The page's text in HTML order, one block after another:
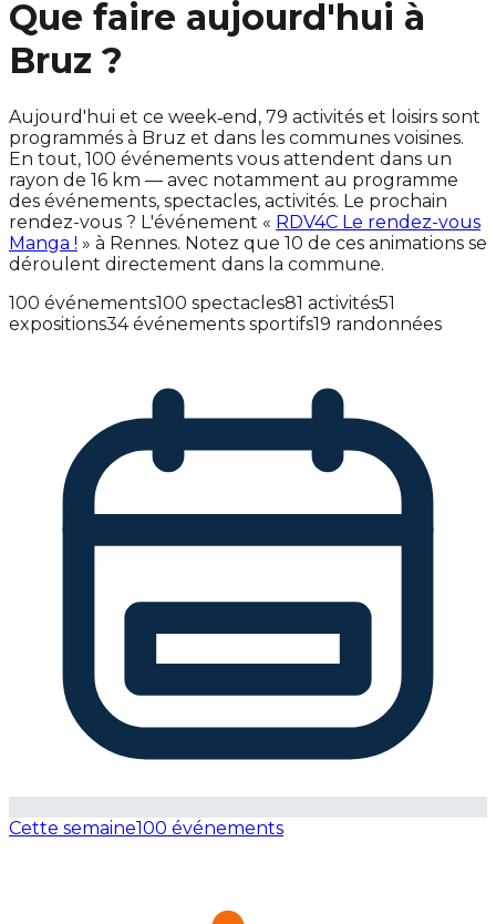
Que faire aujourd'hui à
Bruz ?
Aujourd'hui et ce week‑end, 79 activités et loisirs sont
programmés à Bruz et dans les communes voisines.
En tout, 100 événements vous attendent dans un
rayon de 16 km — avec notamment au programme
des événements, spectacles, activités. Le prochain
rendez-vous ? L'événement « RDV4C Le rendez-vous
Manga ! » à Rennes. Notez que 10 de ces animations se
déroulent directement dans la commune.
100 événements100 spectacles81 activités51
expositions34 événements sportifs19 randonnées
Cette semaine100 événements